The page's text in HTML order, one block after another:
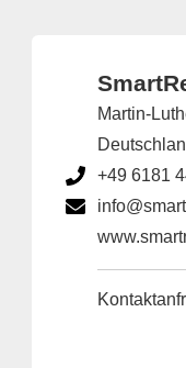
Martin-
+49 6181